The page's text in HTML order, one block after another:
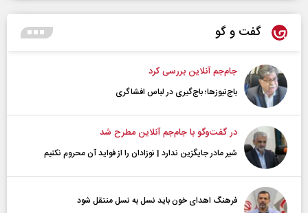
گفت و گو
جام‌جم آنلاین بررسی کرد
باج‌نیوزها؛ باج‌گیری در لباس افشاگری
در گفت‌و‌گو با جام‌جم آنلاین مطرح شد
شیر مادر جایگزین ندارد | نوزادان را از فواید آن محروم نکنیم
فرهنگ اهدای خون باید نسل به نسل منتقل شود